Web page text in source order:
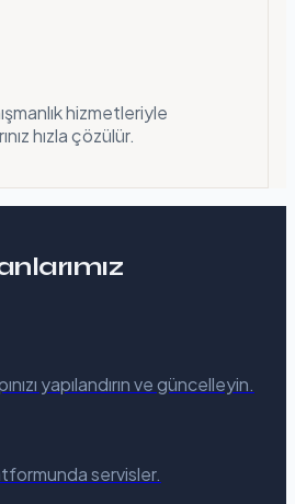
hizmetleriyle
hızla çözülür.
yapılandırın ve güncelleyin.
servisler.